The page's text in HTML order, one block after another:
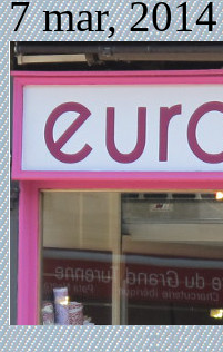
7 mar, 2014